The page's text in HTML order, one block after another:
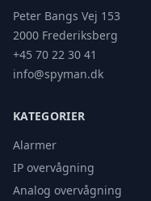
Peter Bangs Vej 153
2000 Frederiksberg
+45 70 22 30 41
info@spyman.dk
KATEGORIER
Alarmer
IP overvågning
Analog overvågning